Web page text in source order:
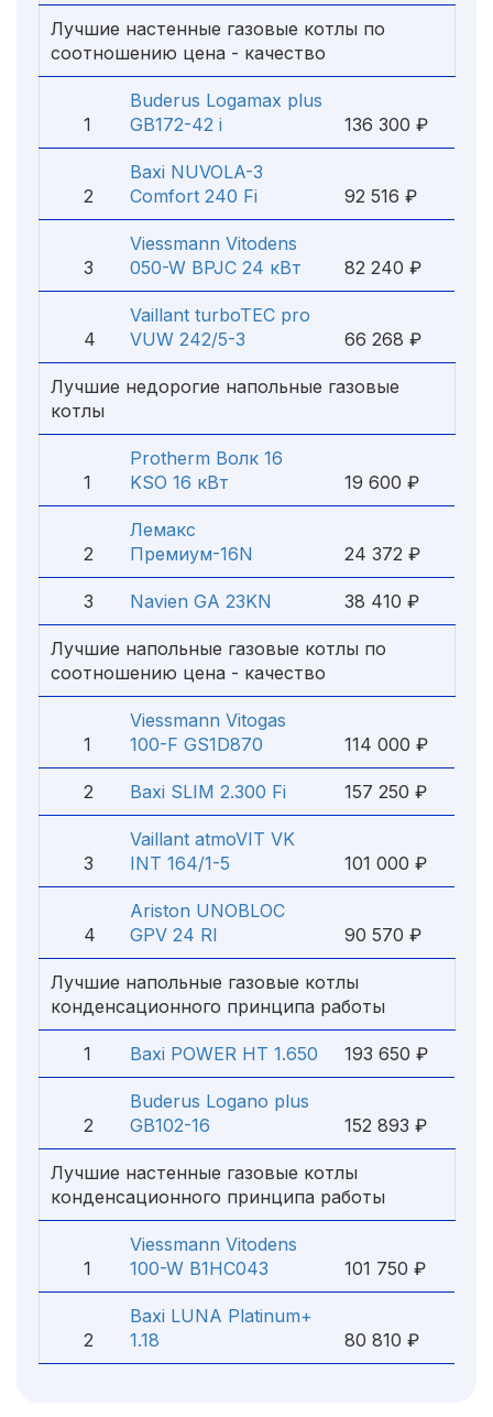
Лучшие настенные газовые котлы по
соотношению цена - качество
1
Buderus Logamax plus
GB172-42 i
136 300 ₽
2
Baxi NUVOLA-3
Comfort 240 Fi
92 516 ₽
3
Viessmann Vitodens
050-W BPJC 24 кВт
82 240 ₽
4
Vaillant turboTEC pro
VUW 242/5-3
66 268 ₽
Лучшие недорогие напольные газовые
котлы
1
Protherm Волк 16
KSO 16 кВт
19 600 ₽
2
Лемакс
Премиум-16N
24 372 ₽
3 Navien GA 23KN 38 410 ₽
Лучшие напольные газовые котлы по
соотношению цена - качество
1
Viessmann Vitogas
100-F GS1D870
114 000 ₽
2 Baxi SLIM 2.300 Fi 157 250 ₽
3
Vaillant atmoVIT VK
INT 164/1-5
101 000 ₽
4
Ariston UNOBLOC
GPV 24 RI
90 570 ₽
Лучшие напольные газовые котлы
конденсационного принципа работы
1 Baxi POWER HT 1.650 193 650 ₽
2
Buderus Logano plus
GB102-16
152 893 ₽
Лучшие настенные газовые котлы
конденсационного принципа работы
1
Viessmann Vitodens
100-W B1HC043
101 750 ₽
2
Baxi LUNA Platinum+
1.18
80 810 ₽